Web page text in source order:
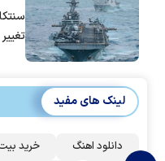
لینک های مفید
دانلود اهنگ خرید